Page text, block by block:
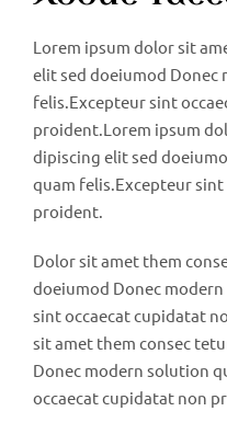
Lorem ipsum dolor sit
elit sed doeiumod Donec
felis.Excepteur sint
proident.Lorem ipsum
dipiscing elit sed
quam felis.Excepteur
proident.
Dolor sit amet them
doeiumod Donec
sint occaecat cupidatat
sit amet them consec
Donec modern solution
occaecat cupidatat non